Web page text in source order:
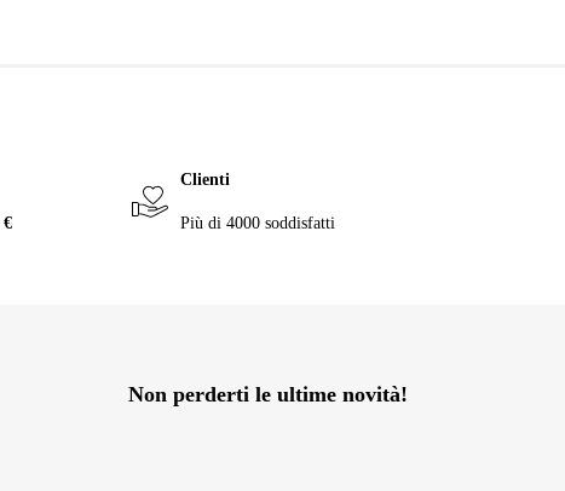
€
Clienti
Più di 4000 soddisfatti
Non perderti le ultime novità!